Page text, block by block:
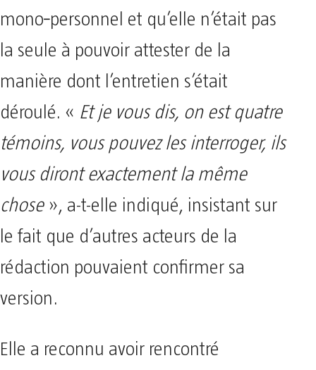
mono‑personnel et qu’elle n’était pas
la seule à pouvoir attester de la
manière dont l’entretien s’était
déroulé. « Et je vous dis, on est quatre
témoins, vous pouvez les interroger, ils
vous diront exactement la même
chose», a-t-elle indiqué, insistant sur
le fait que d’autres acteurs de la
rédaction pouvaient confirmer sa
version.
Elle a reconnu avoir rencontré